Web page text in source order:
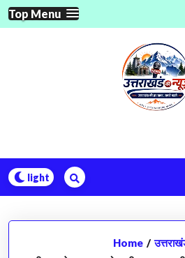
Skip
to
Top Menu
Home /